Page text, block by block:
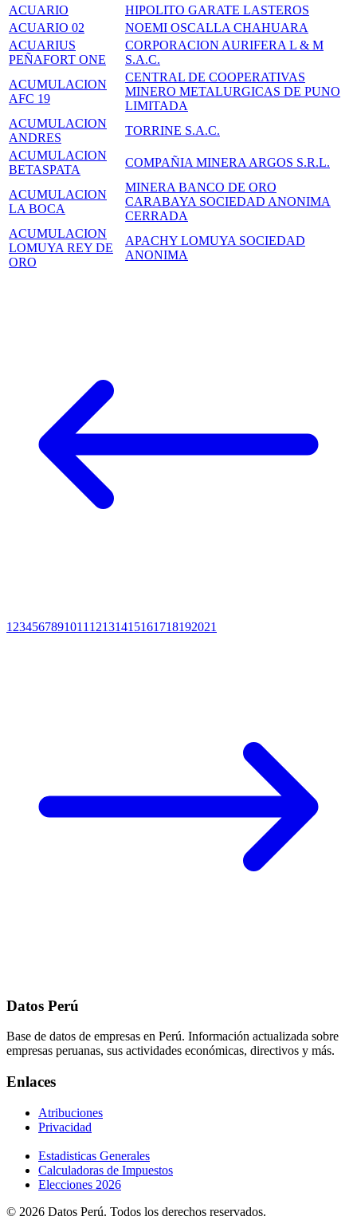
ACUARIO
HIPOLITO GARATE LASTEROS
ACUARIO 02
NOEMI OSCALLA CHAHUARA
ACUARIUS
PEÑAFORT ONE
CORPORACION AURIFERA L & M
S.A.C.
ACUMULACION
AFC 19
CENTRAL DE COOPERATIVAS
MINERO METALURGICAS DE PUNO
LIMITADA
ACUMULACION
ANDRES
TORRINE S.A.C.
ACUMULACION
BETASPATA
COMPAÑIA MINERA ARGOS S.R.L.
ACUMULACION
LA BOCA
MINERA BANCO DE ORO
CARABAYA SOCIEDAD ANONIMA
CERRADA
ACUMULACION
LOMUYA REY DE
ORO
APACHY LOMUYA SOCIEDAD
ANONIMA
1 234567891011 12131415161718192021
Datos Perú
Base de datos de empresas en Perú. Información actualizada sobre
empresas peruanas, sus actividades económicas, directivos y más.
Enlaces
Atribuciones
Privacidad
Estadisticas Generales
Calculadoras de Impuestos
Elecciones 2026
© 2026 Datos Perú. Todos los derechos reservados.